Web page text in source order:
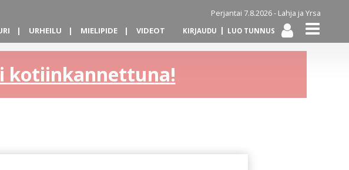
Perjantai 7.8.2026 - Lahja ja Yrsa
URHEILU MIELIPIDE VIDEOT KIRJAUDU LUO TUNNUS
kotiinkannettuna!